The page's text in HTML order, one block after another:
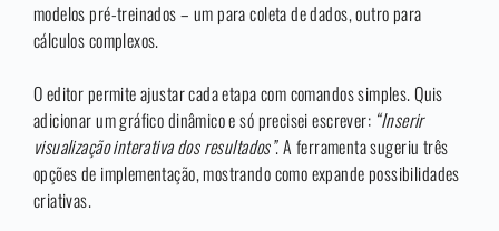
modelos pré-treinados – um para coleta de dados, outro para
cálculos complexos.
O editor permite ajustar cada etapa com comandos simples. Quis
adicionar um gráfico dinâmico e só precisei escrever: “Inserir
visualização interativa dos resultados”. A ferramenta sugeriu três
opções de implementação, mostrando como expande possibilidades
criativas.